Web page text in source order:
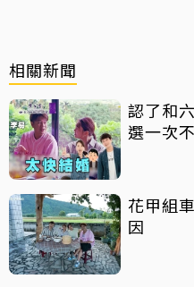
相關新聞
認了和六月太
選一次
花甲組車上不
因